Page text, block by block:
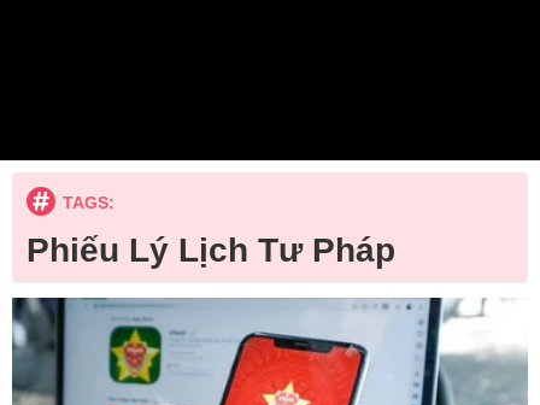
TAGS:
Phiếu Lý Lịch Tư Pháp